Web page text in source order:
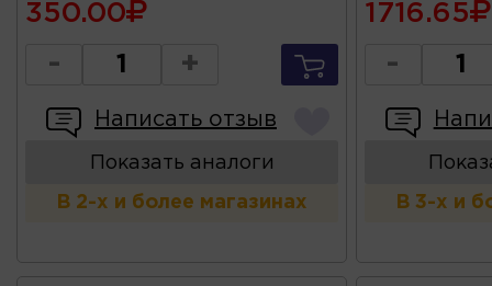
350.00
- +
Написать отзыв
Показать аналоги
В 2-х и более магазинах
1716.65
-
В 3-х и